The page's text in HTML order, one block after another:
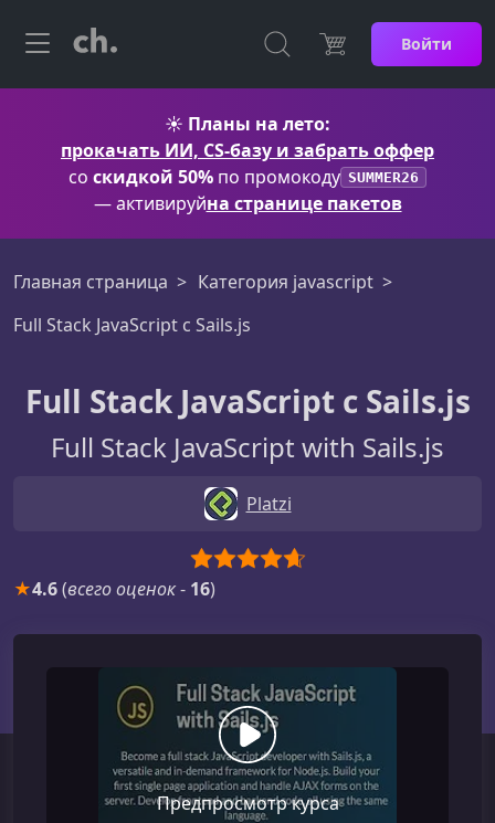
Войти
☀️ Планы на лето:
прокачать ИИ, CS-базу и забрать оффер
со скидкой 50% по промокоду SUMMER26
— активируйна странице пакетов
Главная страница
Категория javascript
Full Stack JavaScript с Sails.js
Full Stack JavaScript с Sails.js
Full Stack JavaScript with Sails.js
Platzi
★4.6(всего оценок- 16)
Предпросмотр курса